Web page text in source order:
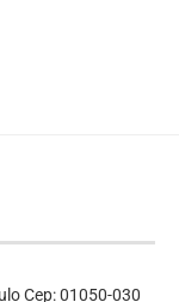
Cep: 01050-030